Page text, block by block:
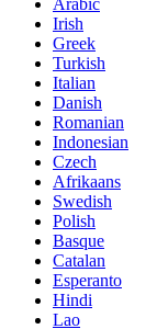
Arabic
Irish
Greek
Turkish
Italian
Danish
Romanian
Indonesian
Czech
Afrikaans
Swedish
Polish
Basque
Catalan
Esperanto
Hindi
Lao